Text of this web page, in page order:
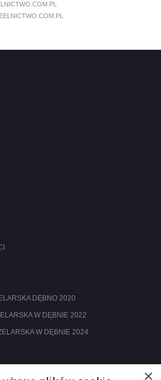
DĘBNO 2020
W DĘBNIE 2022
W DĘBNIE 2024
×